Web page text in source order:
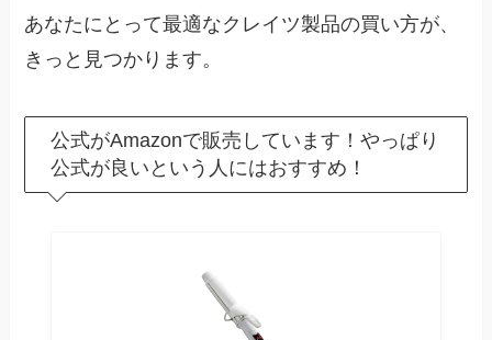
あなたにとって最適なクレイツ製品の買い方が、
きっと見つかります。
公式がAmazonで販売しています！やっぱり
公式が良いという人にはおすすめ！